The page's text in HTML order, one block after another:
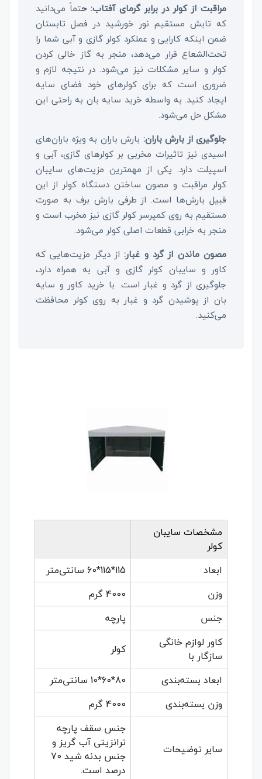
مراقبت از کولر در برابر گرمای آفتاب: حتماً می‌دانید
که تابش مستقیم نور خورشید در فصل تابستان
ضمن اینکه کارایی و عملکرد کولر گازی و آبی شما را
تحت‌الشعاع قرار می‌دهد، منجر به گاز خالی کردن
کولر و سایر مشکلات نیز می‌شود. در نتیجه لازم و
ضروری است که برای کولرهای خود فضای سایه
ایجاد کنید. به واسطه خرید سایه بان به راحتی این
مشکل حل می‌شود.
جلوگیری از بارش باران: بارش باران به ویژه باران‌های
اسیدی نیز تاثیرات مخربی بر کولرهای گازی، آبی و
اسپیلت دارد. یکی از مهمترین مزیت‌های سایبان
کولر مراقبت و مصون ساختن دستگاه کولر از این
قبیل بارش‌ها است. از طرفی بارش برف به صورت
مستقیم به روی کمپرسر کولر گازی نیز مخرب است و
منجر به خرابی قطعات اصلی کولر می‌شود.
مصون ماندن از گرد و غبار: از دیگر مزیت‌هایی که
کاور و سایبان کولر گازی و آبی به همراه دارد،
جلوگیری از گرد و غبار است. با خرید کاور و سایه
بان از پوشیدن گرد و غبار به روی کولر محافظت
می‌کنید.
مشخصات سایبان
کولر
ابعاد
115*115*60 سانتی‌متر
وزن
4000 گرم
جنس
پارچه
کاور لوازم خانگی
سازگار با
کولر
ابعاد بسته‌بندی
80*60*10 سانتی‌متر
وزن بسته‌بندی
4000 گرم
سایر توضیحات
جنس سقف پارچه
ترانزیتی آب گریز و
جنس بدنه شید 70
درصد است.